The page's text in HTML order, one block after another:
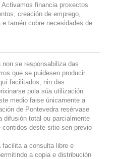
financia proxectos
creación de emprego,
tamén cobre necesidades de
se responsabiliza das
que se puidesen producir
facilitados, nin das
pola súa utilización.
medio faise únicamente a
de Pontevedra resérvase
difusión total ou parcialmente
deste sitio sen previo
facilita a consulta libre e
a copia e distribución